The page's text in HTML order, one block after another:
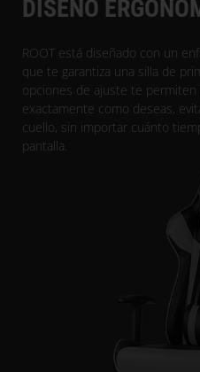
DISEÑO
ROOT está diseñado con un
que te garantiza una silla de
opciones de ajuste te permiten
exactamente como deseas,
cuello, sin importar cuánto
pantalla.